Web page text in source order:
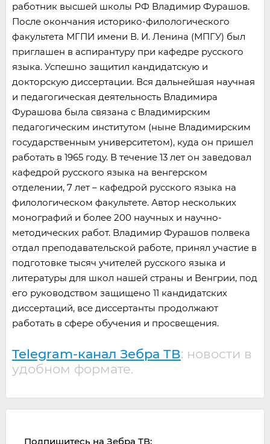
работник высшей школы РФ Владимир Фурашов.
После окончания историко-филологического
факультета МГПИ имени В. И. Ленина (МПГУ) был
приглашен в аспирантуру при кафедре русского
языка. Успешно защитил кандидатскую и
докторскую диссертации. Вся дальнейшая научная
и педагогическая деятельность Владимира
Фурашова была связана с Владимирским
педагогическим институтом (ныне Владимирским
государственным университетом), куда он пришел
работать в 1965 году. В течение 13 лет он заведовал
кафедрой русского языка на венгерском
отделении, 7 лет – кафедрой русского языка на
филологическом факультете. Автор нескольких
монографий и более 200 научных и научно-
методических работ. Владимир Фурашов полвека
отдал преподавательской работе, принял участие в
подготовке тысяч учителей русского языка и
литературы для школ нашей страны и Венгрии, под
его руководством защищено 11 кандидатских
диссертаций, все диссертанты продолжают
работать в сфере обучения и просвещения.
Telegram-канал Зебра ТВ: новости в
удобном формате.
Подпишитесь на Зебра ТВ: